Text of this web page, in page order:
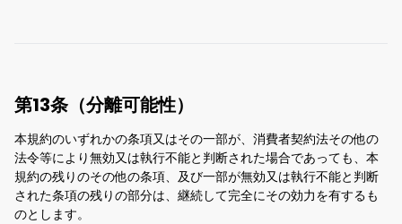
第13条（分離可能性）
本規約のいずれかの条項又はその一部が、消費者契約法その他の
法令等により無効又は執行不能と判断された場合であっても、本
規約の残りのその他の条項、及び一部が無効又は執行不能と判断
された条項の残りの部分は、継続して完全にその効力を有するも
のとします。